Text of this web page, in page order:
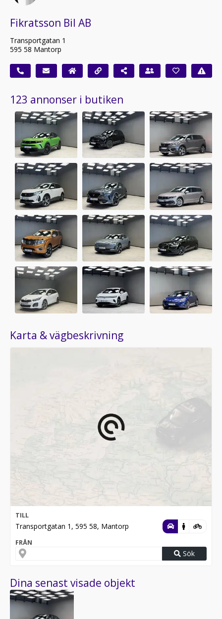
Fikratsson Bil AB
Transportgatan 1
595 58 Mantorp
123 annonser i butiken
Karta & vägbeskrivning
TILL
Transportgatan 1, 595 58, Mantorp
FRÅN
Sök
Dina senast visade objekt